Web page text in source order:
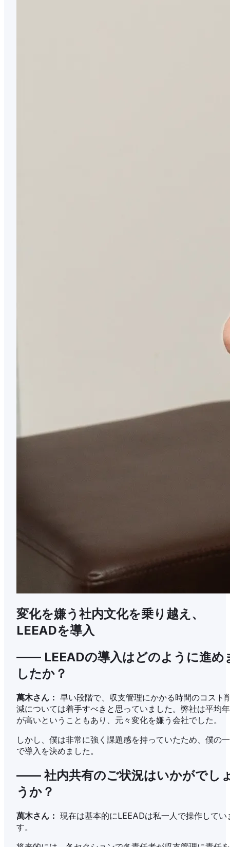
変化を嫌う社内文化を乗り越え、
LEEADを導入
—— LEEADの導入はどのように進め
したか？
萬木さん： 早い段階で、収支管理にかかる時間のコスト
減については着手すべきと思っていました。弊社は平均
が高いということもあり、元々変化を嫌う会社でした。
しかし、僕は非常に強く課題感を持っていたため、僕の
で導入を決めました。
—— 社内共有のご状況はいかがでし
うか？
萬木さん： 現在は基本的にLEEADは私一人で操作してい
す。